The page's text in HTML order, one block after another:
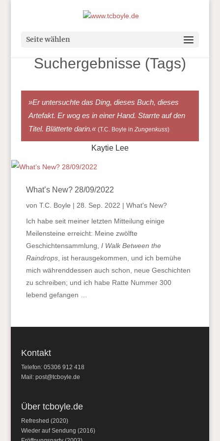
Seite wählen
Suchergebnisse (Tags)
»Er untersuchte das Ding, dieses Buch, dieses
Artefakt. Er wog es in einer Hand. Starrte auf den
Titel. Blätterte darin.« (T.C. Boyle in Zungenkuss)
Kaytie Lee
What’s New? 28/09/2022
von T.C. Boyle | 28. Sep. 2022 | What's New?
Ich habe seit meiner letzten Mitteilung einige
Meilensteine erreicht: Meine zwölfte
Geschichtensammlung, I Walk Between the
Raindrops, ist herausgekommen, und ich bemühe
mich währenddessen auch schon, neue Geschichten
zu schreiben; und ich habe Ratte Nummer 300
lebend gefangen …
Kontakt
Telefon: 05306 912 418
Mail: post@tcboyle.de
Über tcboyle.de
Refreshed (2020)
Wieder auf Sendung (2016)